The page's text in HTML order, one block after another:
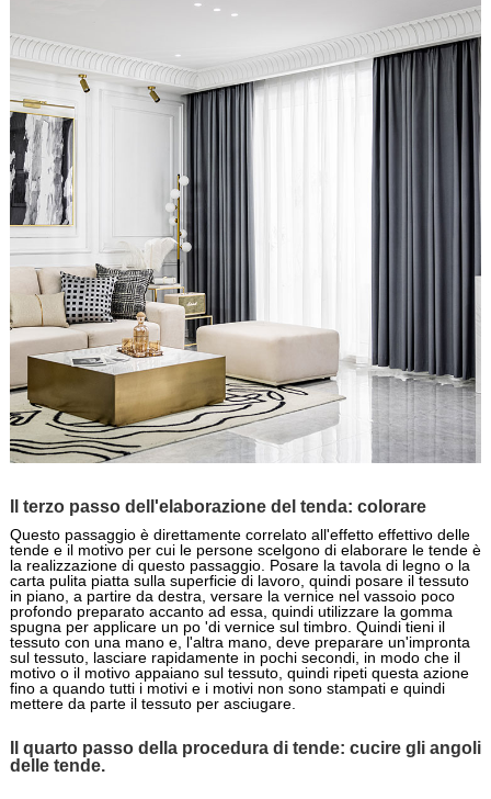
Il terzo passo dell'elaborazione del tenda: colorare
Questo passaggio è direttamente correlato all'effetto effettivo delle
tende e il motivo per cui le persone scelgono di elaborare le tende è
la realizzazione di questo passaggio. Posare la tavola di legno o la
carta pulita piatta sulla superficie di lavoro, quindi posare il tessuto
in piano, a partire da destra, versare la vernice nel vassoio poco
profondo preparato accanto ad essa, quindi utilizzare la gomma
spugna per applicare un po 'di vernice sul timbro. Quindi tieni il
tessuto con una mano e, l'altra mano, deve preparare un'impronta
sul tessuto, lasciare rapidamente in pochi secondi, in modo che il
motivo o il motivo appaiano sul tessuto, quindi ripeti questa azione
fino a quando tutti i motivi e i motivi non sono stampati e quindi
mettere da parte il tessuto per asciugare.
Il quarto passo della procedura di tende: cucire gli angoli
delle tende.